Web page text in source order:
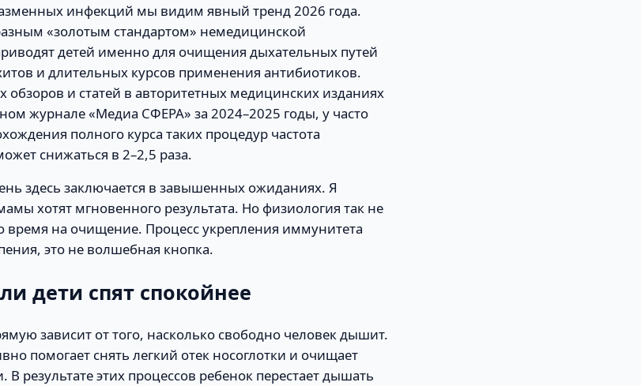
инфекций мы видим явный тренд 2026 года.
«золотым стандартом» немедицинской
детей именно для очищения дыхательных путей
и длительных курсов применения антибиотиков.
и статей в авторитетных медицинских изданиях
журнале «Медиа СФЕРА» за 2024–2025 годы, у часто
полного курса таких процедур частота
снижаться в 2–2,5 раза.
здесь заключается в завышенных ожиданиях. Я
хотят мгновенного результата. Но физиология так не
время на очищение. Процесс укрепления иммунитета
это не волшебная кнопка.
дети спят спокойнее
зависит от того, насколько свободно человек дышит.
помогает снять легкий отек носоглотки и очищает
результате этих процессов ребенок перестает дышать